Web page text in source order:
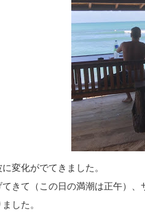
変化がでてきました。
きて（この日の満潮は正午）
した。